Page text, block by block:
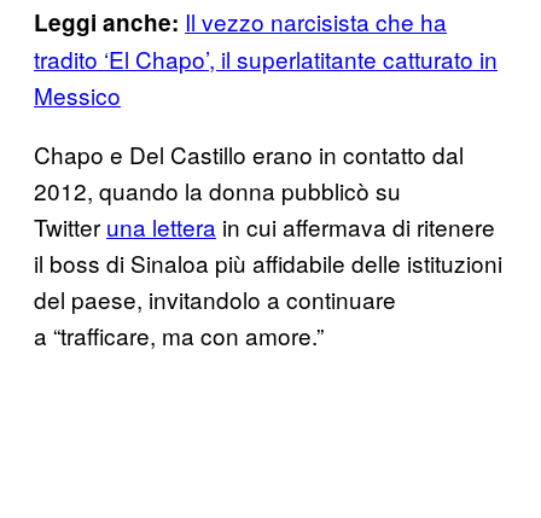
Leggi anche: Il vezzo narcisista che ha
tradito ‘El Chapo’, il superlatitante catturato in
Messico
Chapo e Del Castillo erano in contatto dal
2012, quando la donna pubblicò su
Twitter una lettera in cui affermava di ritenere
il boss di Sinaloa più affidabile delle istituzioni
del paese, invitandolo a continuare
a “trafficare, ma con amore.”